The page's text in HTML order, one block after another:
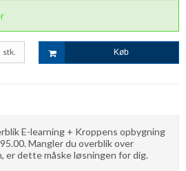
stk. Køb
E-learning + Kroppens opbygning
Mangler du overblik over
er dette måske løsningen for dig.